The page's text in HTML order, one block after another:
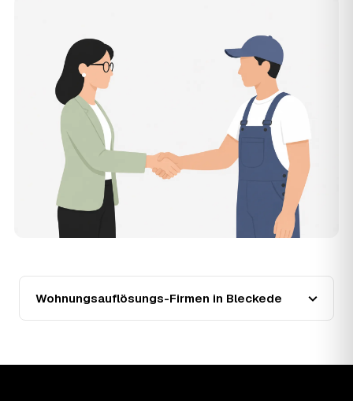
den genauen Festpreis nennt Ihnen der Partner nach
kurzer Beschreibung.
Werden Wohnungsauflösungen in Bleckede
teurer?
Seit 2021 verlief die Preisentwicklung in Bleckede
steigend (+13 %), mit dem bisherigen Höchststand im Jahr
2025. Eine Prognose lässt sich daraus nicht ableiten,
aber wer frühzeitig anfragt, sichert sich das aktuelle
Preisniveau als Festpreis — unabhängig von der weiteren
Marktentwicklung.
Warum liegt die Preisspanne zwischen 720 und
2.460 € in Bleckede?
Die Spanne ergibt sich vor allem aus Wohnfläche und
liegt eher am unteren Ende, eine voll eingerichtete
am oberen. Anrechenbare Wertgegenstände senken den
Endpreis zusätzlich. Den genauen Betrag für Ihre
Wohnungsauflösungs-Firmen in Bleckede